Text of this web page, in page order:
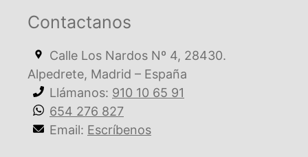
Contactanos
Calle Los Nardos Nº 4, 28430.
Alpedrete, Madrid – España
Llámanos: 910 10 65 91
654 276 827
Email: Escríbenos